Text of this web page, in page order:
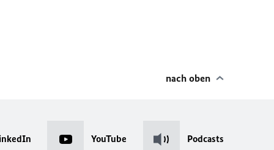
nach oben
YouTube Podcasts